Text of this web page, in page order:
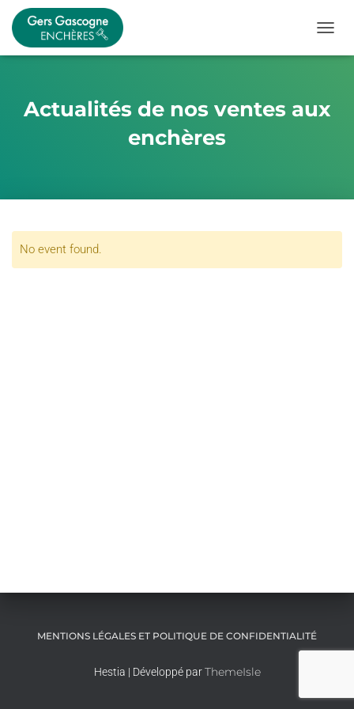
Actualités de nos ventes aux
enchères
No event found.
MENTIONS LÉGALES ET POLITIQUE DE CONFIDENTIALITÉ
Hestia | Développé parThemeIsle